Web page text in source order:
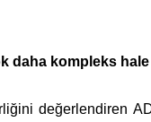
daha kompleks
değerlendiren